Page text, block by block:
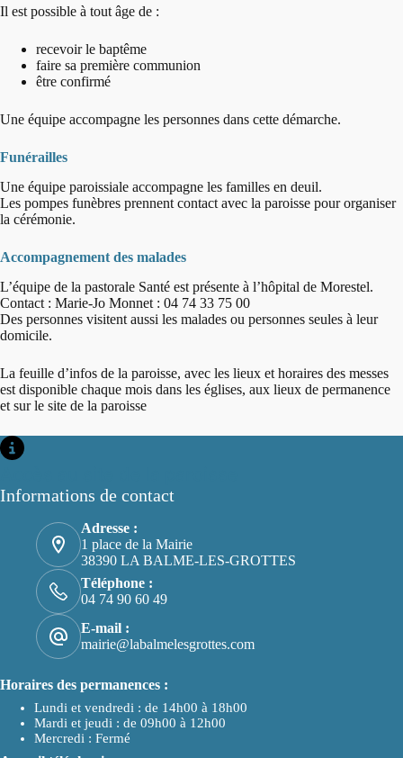
Il est possible à tout âge de :
recevoir le baptême
faire sa première communion
être confirmé
Une équipe accompagne les personnes dans cette démarche.
Funérailles
Une équipe paroissiale accompagne les familles en deuil.
Les pompes funèbres prennent contact avec la paroisse pour organiser
la cérémonie.
Accompagnement des malades
L’équipe de la pastorale Santé est présente à l’hôpital de Morestel.
Contact : Marie-Jo Monnet : 04 74 33 75 00
Des personnes visitent aussi les malades ou personnes seules à leur
domicile.
La feuille d’infos de la paroisse, avec les lieux et horaires des messes
est disponible chaque mois dans les églises, aux lieux de permanence
et sur le site de la paroisse
Informations de contact
Adresse :
1 place de la Mairie
38390 LA BALME-LES-GROTTES
Téléphone :
04 74 90 60 49
E-mail :
mairie@labalmelesgrottes.com
Horaires des permanences :
Lundi et vendredi : de 14h00 à 18h00
Mardi et jeudi : de 09h00 à 12h00
Mercredi : Fermé